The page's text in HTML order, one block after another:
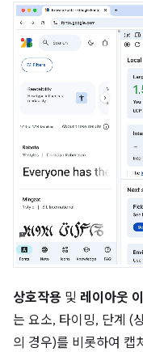
상호작용 및 레이아웃
는 요소, 타이밍, 단계 (
의 경우)를 비롯하여 캡